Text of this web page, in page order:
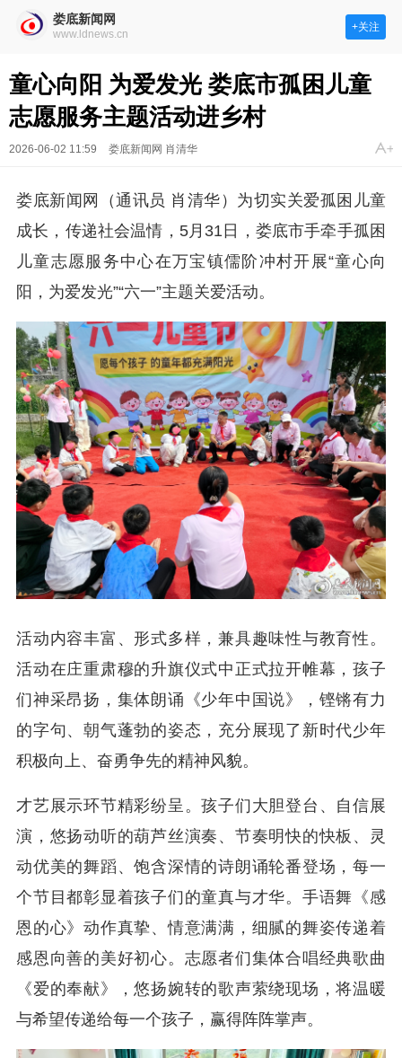
娄底新闻网
www.ldnews.cn
+关注
童心向阳 为爱发光 娄底市孤困儿童
志愿服务主题活动进乡村
2026-06-02 11:59 娄底新闻网 肖清华
娄底新闻网（通讯员 肖清华）为切实关爱孤困儿童
成长，传递社会温情，5月31日，娄底市手牵手孤困
儿童志愿服务中心在万宝镇儒阶冲村开展“童心向
阳，为爱发光”“六一”主题关爱活动。
活动内容丰富、形式多样，兼具趣味性与教育性。
活动在庄重肃穆的升旗仪式中正式拉开帷幕，孩子
们神采昂扬，集体朗诵《少年中国说》，铿锵有力
的字句、朝气蓬勃的姿态，充分展现了新时代少年
积极向上、奋勇争先的精神风貌。
才艺展示环节精彩纷呈。孩子们大胆登台、自信展
演，悠扬动听的葫芦丝演奏、节奏明快的快板、灵
动优美的舞蹈、饱含深情的诗朗诵轮番登场，每一
个节目都彰显着孩子们的童真与才华。手语舞《感
恩的心》动作真挚、情意满满，细腻的舞姿传递着
感恩向善的美好初心。志愿者们集体合唱经典歌曲
《爱的奉献》，悠扬婉转的歌声萦绕现场，将温暖
与希望传递给每一个孩子，赢得阵阵掌声。